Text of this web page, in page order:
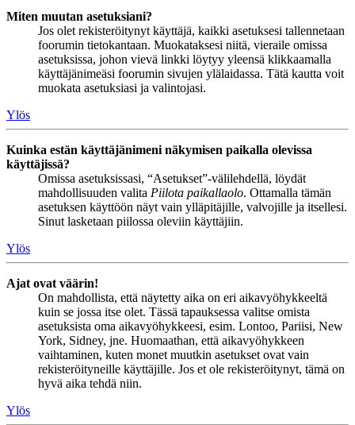
Miten muutan asetuksiani?
Jos olet rekisteröitynyt käyttäjä, kaikki asetuksesi tallennetaan
foorumin tietokantaan. Muokataksesi niitä, vieraile omissa
asetuksissa, johon vievä linkki löytyy yleensä klikkaamalla
käyttäjänimeäsi foorumin sivujen ylälaidassa. Tätä kautta voit
muokata asetuksiasi ja valintojasi.
Ylös
Kuinka estän käyttäjänimeni näkymisen paikalla olevissa
käyttäjissä?
Omissa asetuksissasi, “Asetukset”-välilehdellä, löydät
mahdollisuuden valita Piilota paikallaolo. Ottamalla tämän
asetuksen käyttöön näyt vain ylläpitäjille, valvojille ja itsellesi.
Sinut lasketaan piilossa oleviin käyttäjiin.
Ylös
Ajat ovat väärin!
On mahdollista, että näytetty aika on eri aikavyöhykkeeltä
kuin se jossa itse olet. Tässä tapauksessa valitse omista
asetuksista oma aikavyöhykkeesi, esim. Lontoo, Pariisi, New
York, Sidney, jne. Huomaathan, että aikavyöhykkeen
vaihtaminen, kuten monet muutkin asetukset ovat vain
rekisteröityneille käyttäjille. Jos et ole rekisteröitynyt, tämä on
hyvä aika tehdä niin.
Ylös